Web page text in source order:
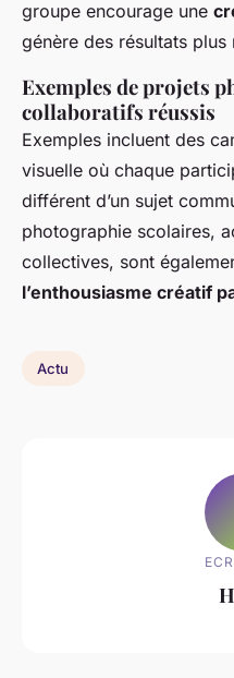
groupe encourage une
génère des résultats
Exemples de projets
collaboratifs réussis
Exemples incluent des
visuelle où chaque
différent d’un sujet
photographie scolaires,
collectives, sont
l’enthousiasme créatif
Actu